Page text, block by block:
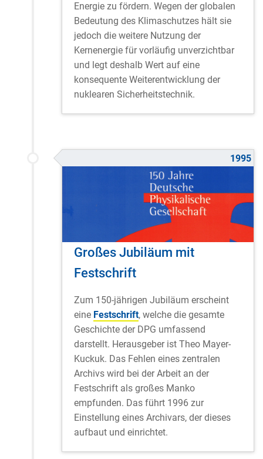
Energie zu fördern. Wegen der globalen
Bedeutung des Klimaschutzes hält sie
jedoch die weitere Nutzung der
Kernenergie für vorläufig unverzichtbar
und legt deshalb Wert auf eine
konsequente Weiterentwicklung der
nuklearen Sicherheitstechnik.
1995
Großes Jubiläum mit
Festschrift
Zum 150-jährigen Jubiläum erscheint
eine Festschrift, welche die gesamte
Geschichte der DPG umfassend
darstellt. Herausgeber ist Theo Mayer-
Kuckuk. Das Fehlen eines zentralen
Archivs wird bei der Arbeit an der
Festschrift als großes Manko
empfunden. Das führt 1996 zur
Einstellung eines Archivars, der dieses
aufbaut und einrichtet.